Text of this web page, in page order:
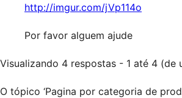
http://imgur.com/jVp114o
Por favor alguem ajude
Visualizando 4 respostas - 1 até 4 (de
O tópico ‘Pagina por categoria de